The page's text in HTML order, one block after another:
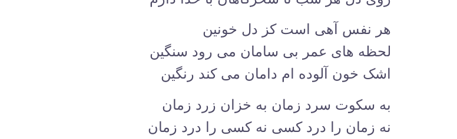
هر نفس آهی است کز دل خونین
لحظه های عمر بی سامان می رود سنگین
اشک خون آلوده ام دامان می کند رنگین
به سکوت سرد زمان به خزان زرد زمان
نه زمان را درد کسی نه کسی را درد زمان